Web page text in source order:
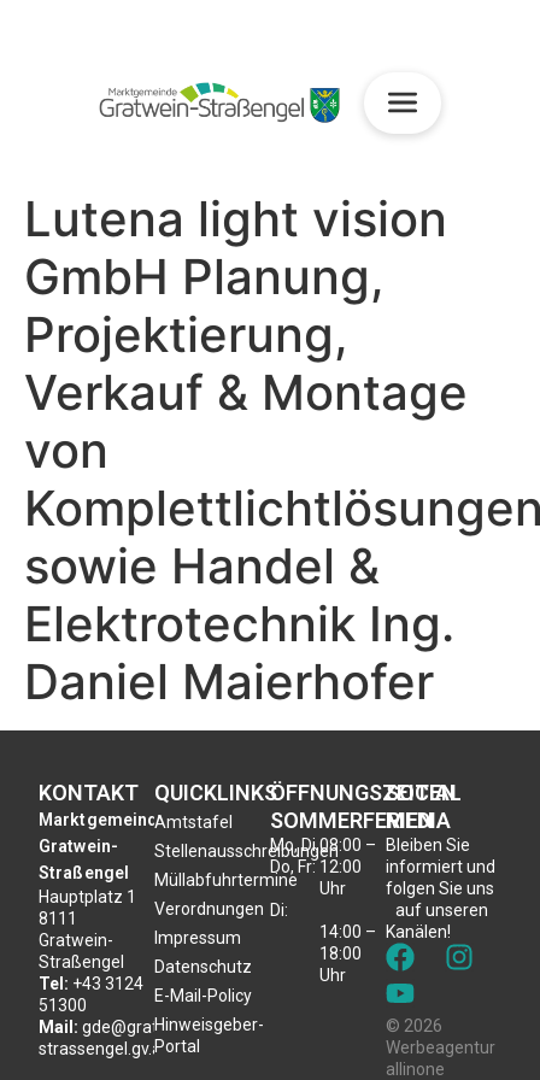
Lutena light vision
GmbH Planung,
Projektierung,
Verkauf & Montage
von
sowie Handel &
Elektrotechnik Ing.
Daniel Maierhofer
KONTAKT
Marktgemeinde
Gratwein-
Straßengel
Hauptplatz 1
8111
Gratwein-
Straßengel
Tel: +43 3124
51300
Mail: gde@gratwein-
strassengel.gv.at
QUICKLINKS
Amtstafel
Stellenausschreibungen
Müllabfuhrtermine
Verordnungen
Impressum
Datenschutz
E-Mail-Policy
Hinweisgeber-
Portal
ÖFFNUNGSZEITEN
SOMMERFERIEN
Mo, Di,
Do, Fr:
Di:
08:00 –
12:00
Uhr
14:00 –
18:00
Uhr
SOCIAL
MEDIA
Bleiben Sie
informiert und
folgen Sie uns
auf unseren
Kanälen!
© 2026
Werbeagentur
allinone